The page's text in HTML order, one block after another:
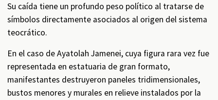
Su caída tiene un profundo peso político al tratarse de
símbolos directamente asociados al origen del sistema
teocrático.
En el caso de Ayatolah Jamenei, cuya figura rara vez fue
representada en estatuaria de gran formato,
manifestantes destruyeron paneles tridimensionales,
bustos menores y murales en relieve instalados por la